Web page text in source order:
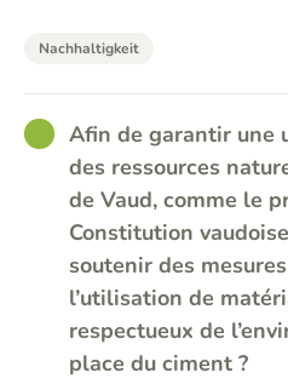
Nachhaltigkeit
GOODAfin de garantir une
des ressources
de Vaud, comme le
Constitution
soutenir des
l’utilisation de
respectueux de
place du ciment ?